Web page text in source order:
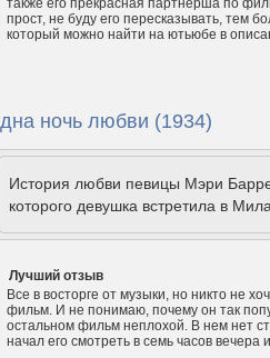
также его прекрасная партнерша по
прост, не буду его пересказывать, тем
который можно найти на ютьюбе в
ночь любви (1934)
История любви певицы Мэри
которого девушка встретила в
Лучший отзыв
Все в восторге от музыки, но никто не
фильм. И не понимаю, почему он так
остальном фильм неплохой. В нем нет
начал его смотреть в семь часов вечера